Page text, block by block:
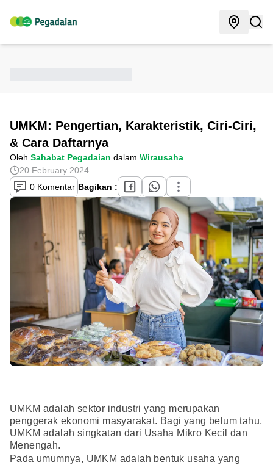
UMKM: Pengertian, Karakteristik, Ciri-Ciri,
& Cara Daftarnya
Oleh Sahabat Pegadaian dalam Wirausaha
20 February 2024
0 Komentar Bagikan :
UMKM adalah sektor industri yang merupakan
penggerak ekonomi masyarakat. Bagi yang belum tahu,
UMKM adalah singkatan dari Usaha Mikro Kecil dan
Menengah.
Pada umumnya, UMKM adalah bentuk usaha yang